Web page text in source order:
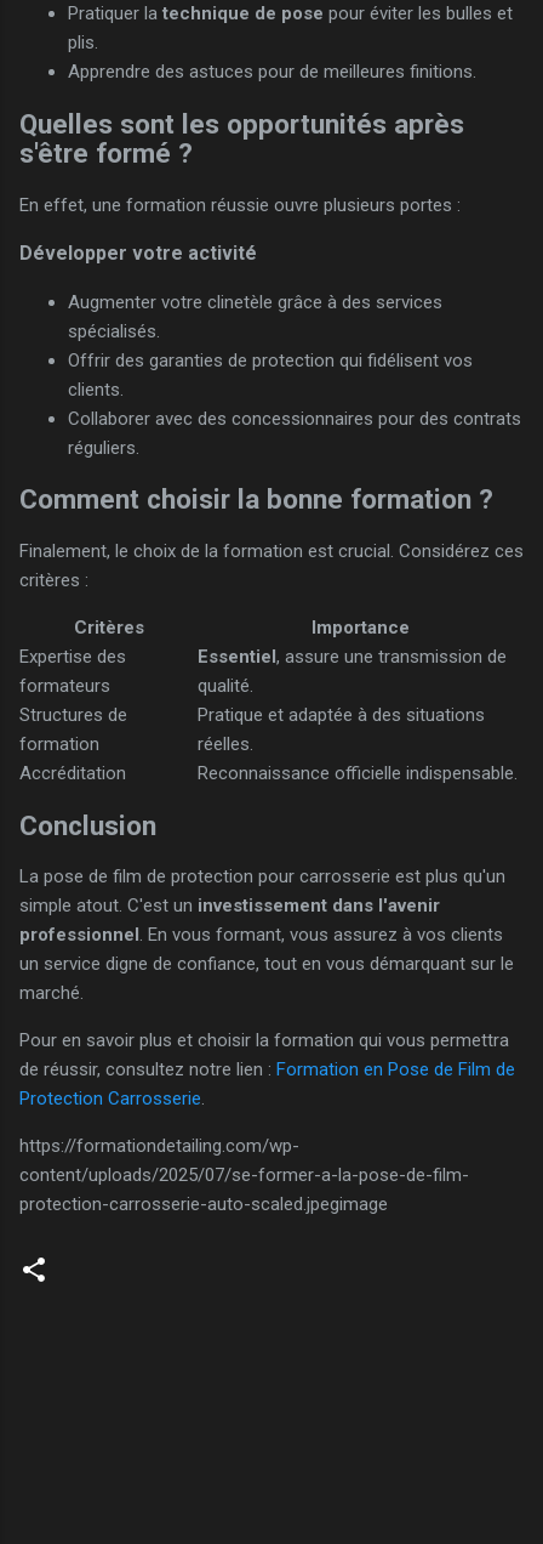
Pratiquer la technique de pose pour éviter les bulles et
plis.
Apprendre des astuces pour de meilleures finitions.
Quelles sont les opportunités après
s'être formé ?
En effet, une formation réussie ouvre plusieurs portes :
Développer votre activité
Augmenter votre clinetèle grâce à des services
spécialisés.
Offrir des garanties de protection qui fidélisent vos
clients.
Collaborer avec des concessionnaires pour des contrats
réguliers.
Comment choisir la bonne formation ?
Finalement, le choix de la formation est crucial. Considérez ces
critères :
Critères
Importance
Expertise des
formateurs
Essentiel, assure une transmission de
qualité.
Structures de
formation
Pratique et adaptée à des situations
réelles.
Accréditation
Reconnaissance officielle indispensable.
Conclusion
La pose de film de protection pour carrosserie est plus qu'un
simple atout. C'est un investissement dans l'avenir
professionnel . En vous formant, vous assurez à vos clients
un service digne de confiance, tout en vous démarquant sur le
marché.
Pour en savoir plus et choisir la formation qui vous permettra
de réussir, consultez notre lien : Formation en Pose de Film de
Protection Carrosserie.
https://formationdetailing.com/wp-
content/uploads/2025/07/se-former-a-la-pose-de-film-
protection-carrosserie-auto-scaled.jpegimage